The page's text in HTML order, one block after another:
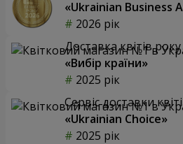
«Ukrainian Business
2026 рік
Доставка квітів року
«Вибір країни»
2025 рік
Сервіс доставки
«Ukrainian Choice»
2025 рік